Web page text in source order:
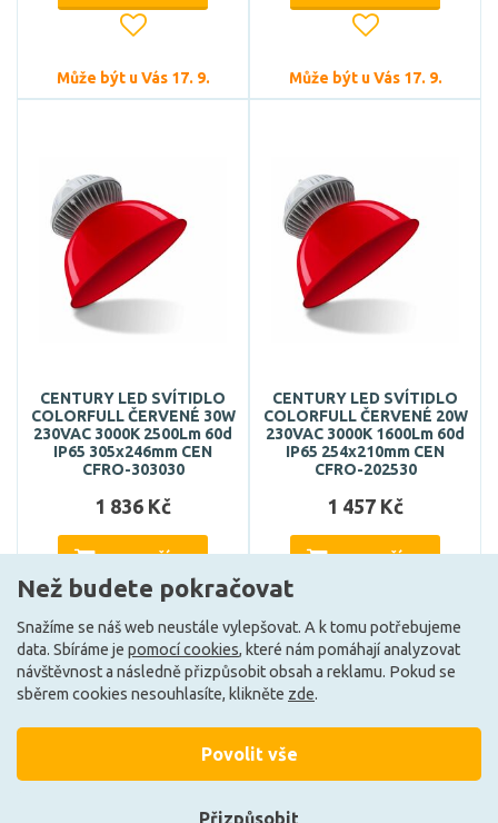
Může být u Vás 17. 9. Může být u Vás 17. 9.
CENTURY LED SVÍTIDLO
COLORFULL ČERVENÉ 30W
230VAC 3000K 2500Lm 60d
IP65 305x246mm CEN
CFRO-303030
1 836 Kč
DO KOŠÍKU
Může být u Vás 17. 9.
CENTURY LED SVÍTIDLO
COLORFULL ČERVENÉ 20W
230VAC 3000K 1600Lm 60d
IP65 254x210mm CEN
CFRO-202530
1 457 Kč
DO KOŠÍKU
Může být u Vás 17. 9.
Načíst další
Než budete pokračovat
Snažíme se náš web neustále vylepšovat. A k tomu potřebujeme
data. Sbíráme je pomocí cookies, které nám pomáhají analyzovat
návštěvnost a následně přizpůsobit obsah a reklamu. Pokud se
sběrem cookies nesouhlasíte, klikněte zde.
Přizpůsobit
Povolit vše